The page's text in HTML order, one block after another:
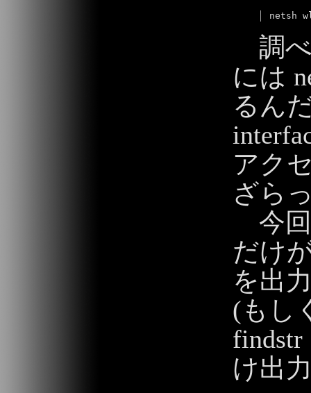
調べ
には
るん
アク
ざら
今回
だけ
を出
(もし
け出